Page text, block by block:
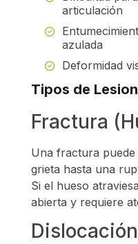
articulación
azulada
Deformidad
Tipos de
Fractura
Una fractura puede
grieta hasta una
Si el hueso
abierta y requiere
Dislocación